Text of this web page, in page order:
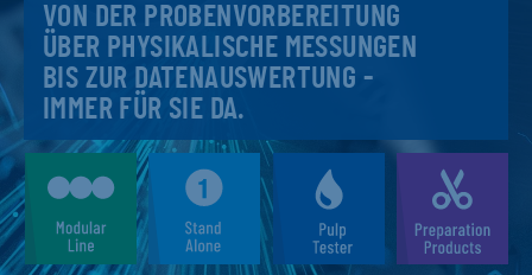
VON DER PROBENVORBEREITUNG
ÜBER PHYSIKALISCHE MESSUNGEN
BIS ZUR DATENAUSWERTUNG -
IMMER FÜR SIE DA.